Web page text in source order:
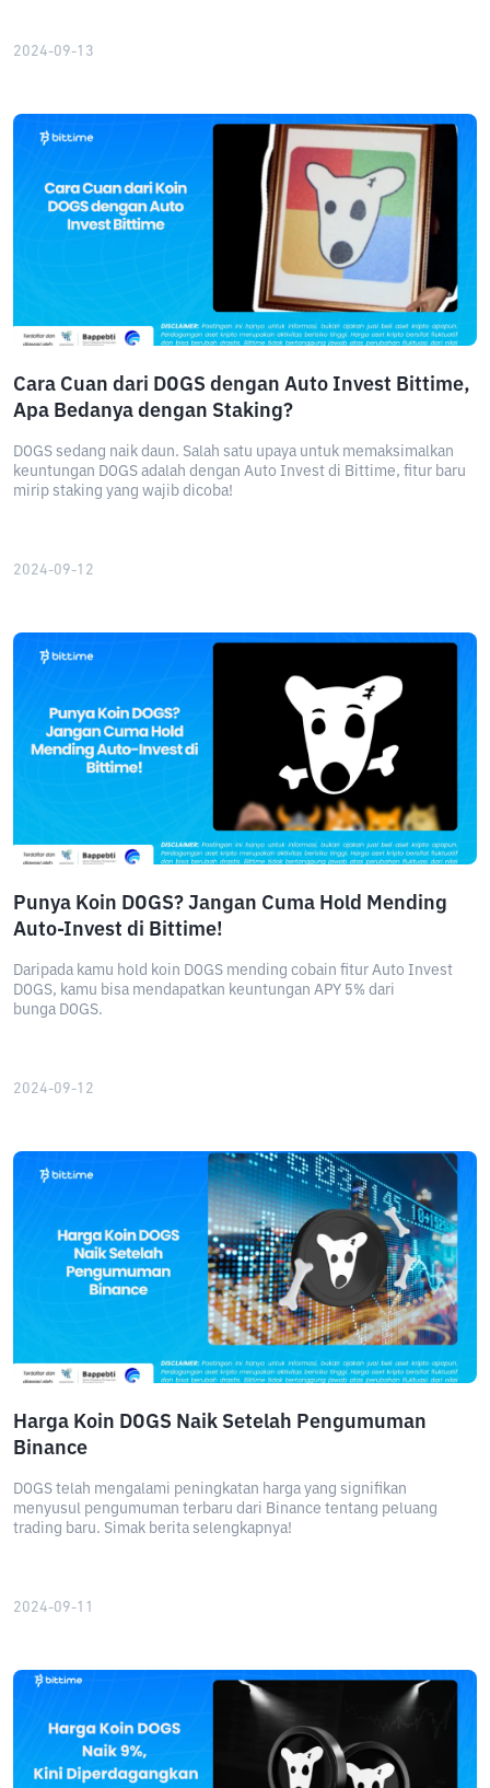
2024-09-13
Cara Cuan dari DOGS dengan Auto Invest Bittime,
Apa Bedanya dengan Staking?
DOGS sedang naik daun. Salah satu upaya untuk memaksimalkan
keuntungan DOGS adalah dengan Auto Invest di Bittime, fitur baru
mirip staking yang wajib dicoba!
2024-09-12
Punya Koin DOGS? Jangan Cuma Hold Mending
Auto-Invest di Bittime!
Daripada kamu hold koin DOGS mending cobain fitur Auto Invest
DOGS, kamu bisa mendapatkan keuntungan APY 5% dari
bunga DOGS.
2024-09-12
Harga Koin DOGS Naik Setelah Pengumuman
Binance
DOGS telah mengalami peningkatan harga yang signifikan
menyusul pengumuman terbaru dari Binance tentang peluang
trading baru. Simak berita selengkapnya!
2024-09-11